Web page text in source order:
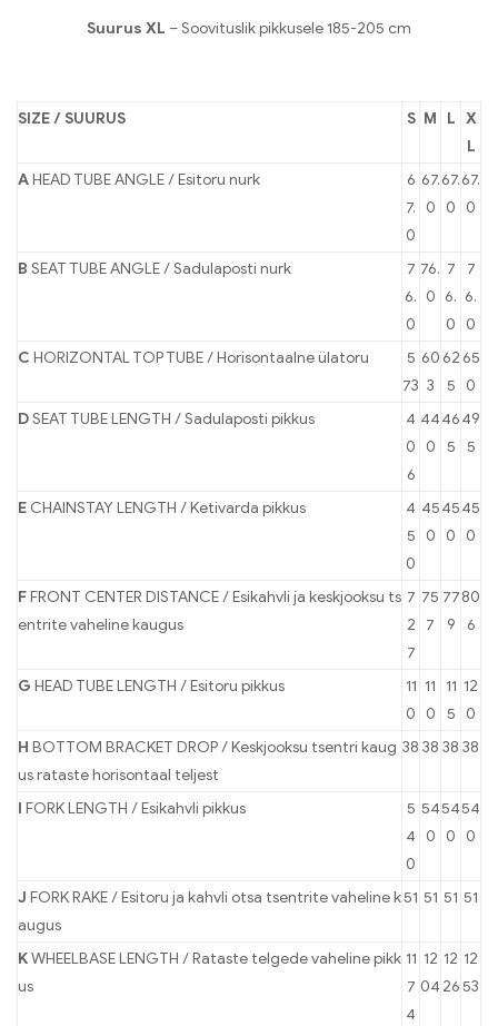
Suurus XL – Soovituslik pikkusele 185-205 cm
SIZE / SUURUS S M L X
L
AHEAD TUBE ANGLE / Esitoru nurk
6
7.
0
67.
0
67.
0
67.
0
B SEAT TUBE ANGLE / Sadulaposti nurk
7
6.
0
76.
0
7
6.
0
7
6.
0
C HORIZONTAL TOP TUBE / Horisontaalne ülatoru
5
73
60
3
62
5
65
0
DSEAT TUBE LENGTH / Sadulaposti pikkus
4
0
6
44
0
46
5
49
5
E CHAINSTAY LENGTH / Ketivarda pikkus
4
5
0
45
0
45
0
45
0
FFRONT CENTER DISTANCE / Esikahvli ja keskjooksu ts
entrite vaheline kaugus
7
2
7
75
7
77
9
80
6
G HEAD TUBE LENGTH / Esitoru pikkus
11
0
11
0
11
5
12
0
H BOTTOM BRACKET DROP / Keskjooksu tsentri kaug
us rataste horisontaal teljest
38 38 38 38
I FORK LENGTH / Esikahvli pikkus
5
4
0
54
0
54
0
54
0
J FORK RAKE / Esitoru ja kahvli otsa tsentrite vaheline k
augus
51 51 51 51
KWHEELBASE LENGTH / Rataste telgede vaheline pikk
us
11
7
4
12
04
12
26
12
53